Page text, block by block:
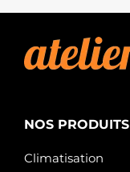
NOS PRODUITS
Climatisation